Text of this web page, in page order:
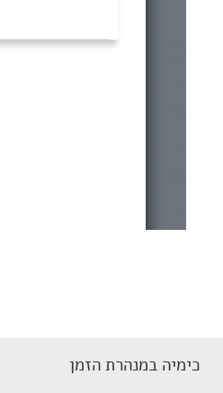
כימיה במנהרת הזמן